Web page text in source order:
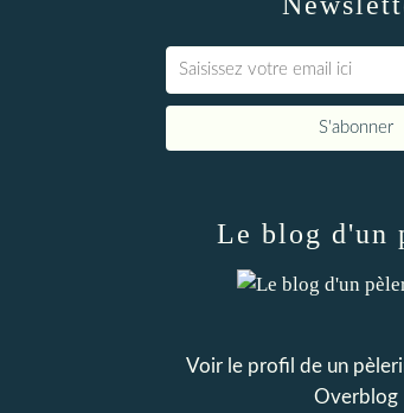
Le blog d'un
Voir le profil de un
Overblog